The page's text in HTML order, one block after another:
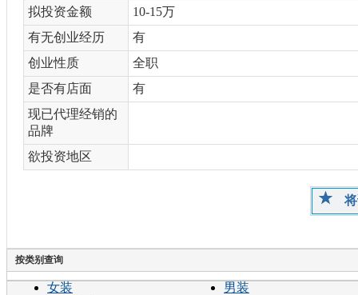
拟投资金额
10-15万
有无创业经历
有
创业性质
全职
是否有店面
有
现已代理经销的
品牌
欲投资地区
按类别查询
女装
男装